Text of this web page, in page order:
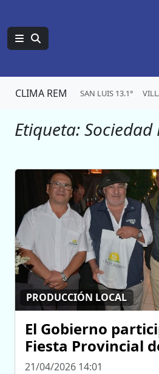
CLIMA REM SAN LUIS 13.1°
Etiqueta:Sociedad
PRODUCCIÓN LOCAL
El Gobierno
Fiesta Provincial
21/04/2026 14:01